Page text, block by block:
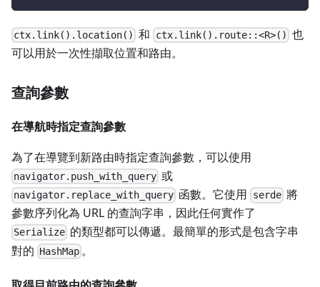
ctx.link().location() 和 ctx.link().route::<R>() 也
可以用於一次性擷取位置和路由。
查詢參數
在導航時指定查詢參數
為了在導覽到新路由時指定查詢參數，可以使用
navigator.push_with_query 或
navigator.replace_with_query 函數。它使用 serde將
參數序列化為 URL 的查詢字串，因此任何實作了
Serialize 的類型都可以傳遞。最簡單的形式是包含字串
對的 HashMap 。